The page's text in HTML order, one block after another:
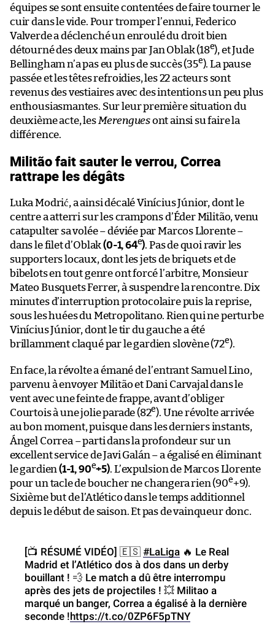
équipes se sont ensuite contentées de faire tourner le
cuir dans le vide. Pour tromper l’ennui, Federico
Valverde a déclenché un enroulé du droit bien
détourné des deux mains par Jan Oblak (18e), et Jude
Bellingham n’a pas eu plus de succès (35e). La pause
passée et les têtes refroidies, les 22 acteurs sont
revenus des vestiaires avec des intentions un peu plus
enthousiasmantes. Sur leur première situation du
deuxième acte, les Merenguesont ainsi su faire la
différence.
Militão fait sauter le verrou, Correa
rattrape les dégâts
Luka Modrić, a ainsi décalé Vinícius Júnior, dont le
centre a atterri sur les crampons d’Éder Militão, venu
catapulter sa volée – déviée par Marcos Llorente –
dans le filet d’Oblak(0-1, 64e). Pas de quoi ravir les
supporters locaux, dont les jets de briquets et de
bibelots en tout genre ont forcé l’arbitre, Monsieur
Mateo Busquets Ferrer, à suspendre la rencontre. Dix
minutes d’interruption protocolaire puis la reprise,
sous les huées du Metropolitano. Rien qui ne perturbe
Vinícius Júnior, dont le tir du gauche a été
brillamment claqué par le gardien slovène (72e).
En face, la révolte a émané de l’entrant Samuel Lino,
parvenu à envoyer Militão et Dani Carvajal dans le
vent avec une feinte de frappe, avant d’obliger
Courtois à une jolie parade (82e). Une révolte arrivée
au bon moment, puisque dans les derniers instants,
Ángel Correa – parti dans la profondeur sur un
excellent service de Javi Galán – a égalisé en éliminant
le gardien(1-1, 90e+5). L’expulsion de Marcos Llorente
pour un tacle de boucher ne changera rien (90e+9).
Sixième but de l’Atlético dans le temps additionnel
depuis le début de saison. Et pas de vainqueur donc.
[📺 RÉSUMÉ VIDÉO] 🇪🇸 #LaLiga 🔥 Le Real
Madrid et l’Atlético dos à dos dans un derby
bouillant ! 💨 Le match a dû être interrompu
après des jets de projectiles ! 💥 Militao a
marqué un banger, Correa a égalisé à la dernière
seconde !https://t.co/0ZP6F5pTNY